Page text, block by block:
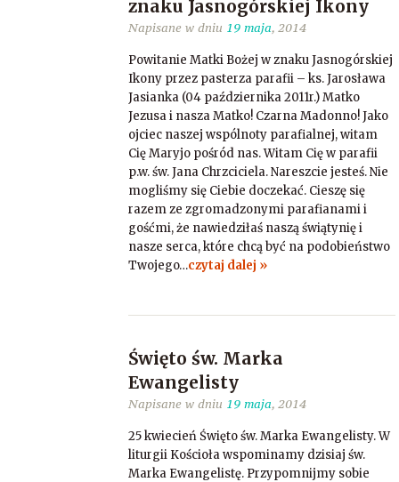
znaku Jasnogórskiej Ikony
Napisane w dniu 19 maja, 2014
Powitanie Matki Bożej w znaku Jasnogórskiej
Ikony przez pasterza parafii – ks. Jarosława
Jasianka (04 października 2011r.) Matko
Jezusa i nasza Matko! Czarna Madonno! Jako
ojciec naszej wspólnoty parafialnej, witam
Cię Maryjo pośród nas. Witam Cię w parafii
p.w. św. Jana Chrzciciela. Nareszcie jesteś. Nie
mogliśmy się Ciebie doczekać. Cieszę się
razem ze zgromadzonymi parafianami i
gośćmi, że nawiedziłaś naszą świątynię i
nasze serca, które chcą być na podobieństwo
Twojego…czytaj dalej »
Święto św. Marka
Ewangelisty
Napisane w dniu 19 maja, 2014
25 kwiecień Święto św. Marka Ewangelisty. W
liturgii Kościoła wspominamy dzisiaj św.
Marka Ewangelistę. Przypomnijmy sobie